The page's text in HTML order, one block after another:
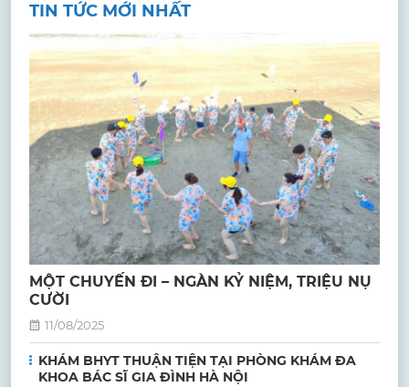
TIN TỨC MỚI NHẤT
MỘT CHUYẾN ĐI – NGÀN KỶ NIỆM, TRIỆU NỤ
CƯỜI
11/08/2025
KHÁM BHYT THUẬN TIỆN TẠI PHÒNG KHÁM ĐA
KHOA BÁC SĨ GIA ĐÌNH HÀ NỘI